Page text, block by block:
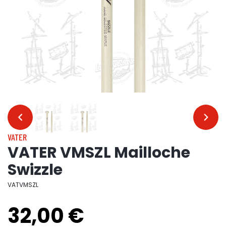
… …
VATER
VATER VMSZL Mailloche
Swizzle
VATVMSZL
32,00 €